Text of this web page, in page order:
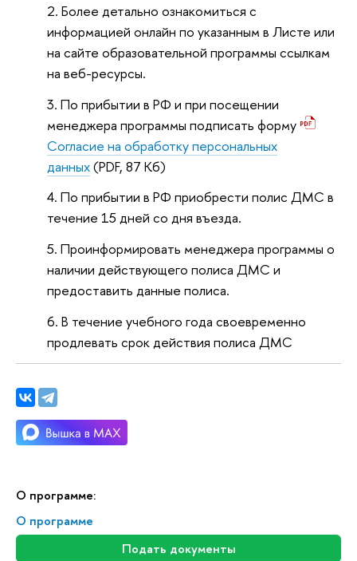
О программе:
О программе
Подать документы
Более детально ознакомиться с
информацией онлайн по указанным в Листе или
на сайте образовательной программы ссылкам
на веб-ресурсы.
По прибытии в РФ и при посещении
менеджера программы подписать форму
Согласие на обработку персональных
данных(PDF, 87 Кб)
По прибытии в РФ приобрести полис ДМС в
течение 15 дней со дня въезда.
Проинформировать менеджера программы о
наличии действующего полиса ДМС и
предоставить данные полиса.
В течение учебного года своевременно
продлевать срок действия полиса ДМС